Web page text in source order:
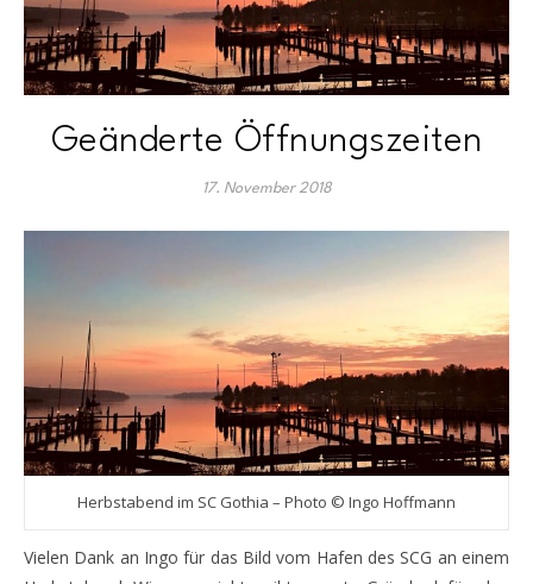
Geänderte Öffnungszeiten
17. November 2018
Herbstabend im SC Gothia – Photo © Ingo Hoffmann
Vielen Dank an Ingo für das Bild vom Hafen des SCG an einem